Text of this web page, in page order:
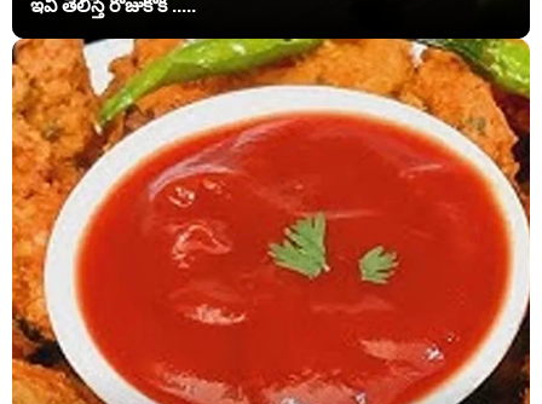
ఇవి తెలిస్తే రోజుకొక .....